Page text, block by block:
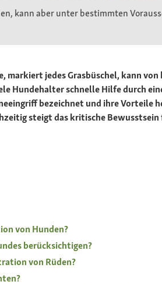
kann aber unter bestimmten
markiert jedes Grasbüschel, kann
Hundehalter schnelle Hilfe durch
bezeichnet und ihre Vorteile
steigt das kritische Bewusstsein
von Hunden?
berücksichtigen?
von Rüden?